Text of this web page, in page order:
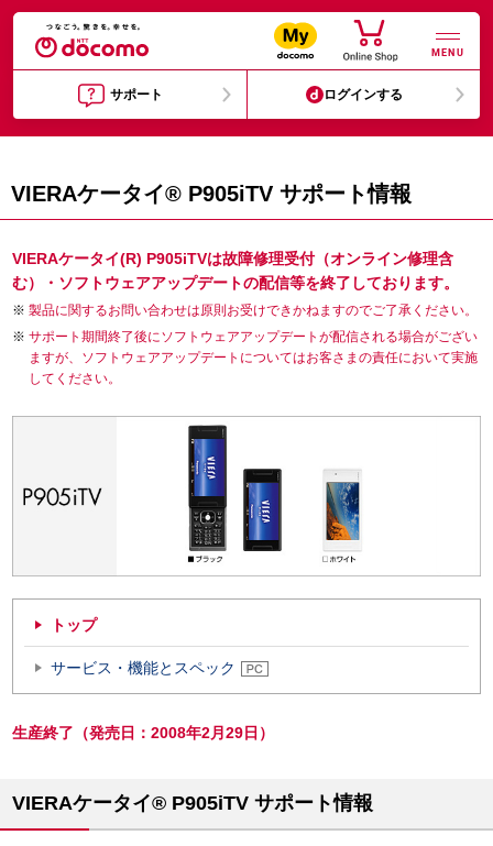
MENU
サポート ログインする
VIERAケータイ® P905iTV サポート情報
VIERAケータイ(R) P905iTVは故障修理受付（オンライン修理含
む）・ソフトウェアアップデートの配信等を終了しております。
製品に関するお問い合わせは原則お受けできかねますのでご了承ください。
サポート期間終了後にソフトウェアアップデートが配信される場合がござい
ますが、ソフトウェアアップデートについてはお客さまの責任において実施
してください。
トップ
サービス・機能とスペック
生産終了（発売日：2008年2月29日）
VIERAケータイ® P905iTV サポート情報